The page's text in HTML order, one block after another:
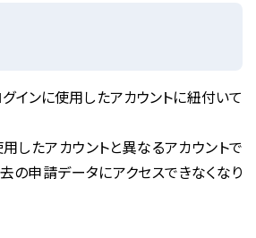
インに使用したアカウントに紐付いて
したアカウントと異なるアカウントで
の申請データにアクセスできなくなり